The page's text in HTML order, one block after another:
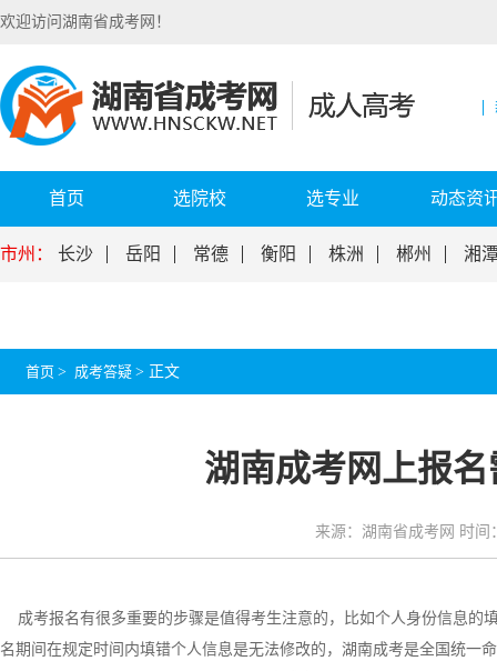
欢迎访问湖南省成考网！
首页 选院校 选专业 动态资
市州： 长沙 岳阳 常德 衡阳 株洲 郴州 湘
首页 > 成考答疑 > 正文
湖南成考网上报
来源：湖南省成考网 时间
成考报名有很多重要的步骤是值得考生注意的，比如个人身份信息的
名期间在规定时间内填错个人信息是无法修改的，湖南成考是全国统一